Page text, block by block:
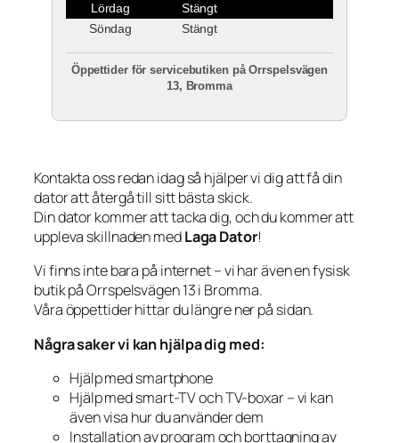
Lördag
Stängt
Söndag
Stängt
Öppettider för servicebutiken på Orrspelsvägen
13, Bromma
Kontakta oss redan idag så hjälper vi dig att få din
dator att återgå till sitt bästa skick.
Din dator kommer att tacka dig, och du kommer att
uppleva skillnaden medLaga Dator!
Vi finns inte bara på internet – vi har även en fysisk
butik på Orrspelsvägen 13 i Bromma.
Våra öppettider hittar du längre ner på sidan.
Några saker vi kan hjälpa dig med:
Hjälp med smartphone
Hjälp med smart-TV och TV-boxar – vi kan
även visa hur du använder dem
Installation av program och borttagning av